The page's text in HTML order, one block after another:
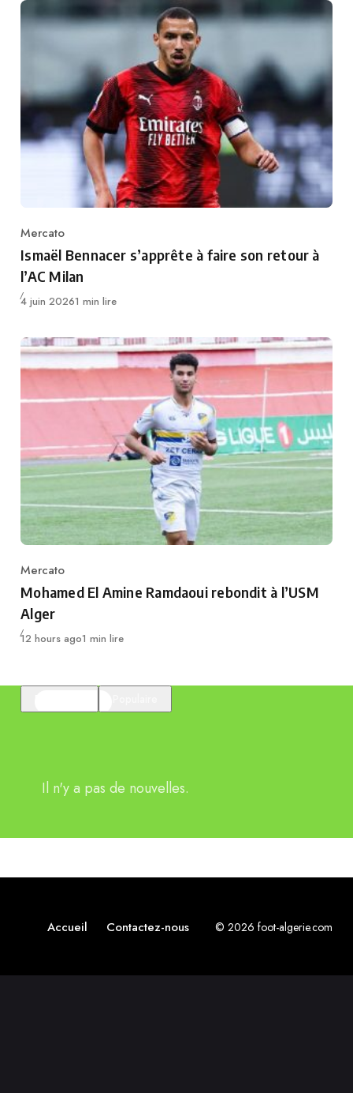
Category
Mercato
Ismaël Bennacer s’apprête à faire son retour à
l’AC Milan
Publié
4 juin 20261 min lire
Category
Mercato
Mohamed El Amine Ramdaoui rebondit à l’USM
Alger
Publié
12 hours ago1 min lire
Il n'y a pas de nouvelles.
Accueil Contactez-nous © 2026 foot-algerie.com